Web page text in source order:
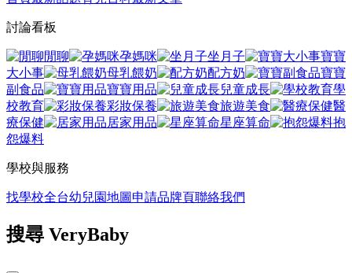
討論看板
閒聊 孕媽咪 坐月子
寶寶
大小事
母乳餵奶 配方奶
寶寶
副食品
寶寶用品 兒童成長
學
校教育
彩妝保養 旅遊美食
醫
療保健
居家用品 星座算命
抱
怨爆料
學校與服務
找學校全台幼兒園地圖 申請品牌頁聯絡我們
搜尋 VeryBaby